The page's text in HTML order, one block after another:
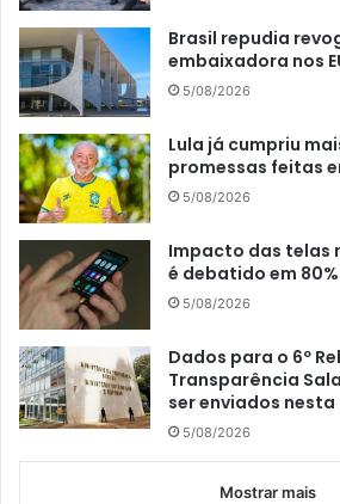
Brasil repudia
embaixadora nos
5/08/2026
Lula já cumpriu
promessas feitas
5/08/2026
Impacto das telas
é debatido em
5/08/2026
Dados para o 6º
Transparência
ser enviados
5/08/2026
Mostrar mais